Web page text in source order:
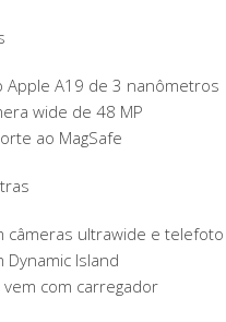
Apple A19 de 3 nanômetros
wide de 48 MP
ao MagSafe
câmeras ultrawide e telefoto
Dynamic Island
vem com carregador